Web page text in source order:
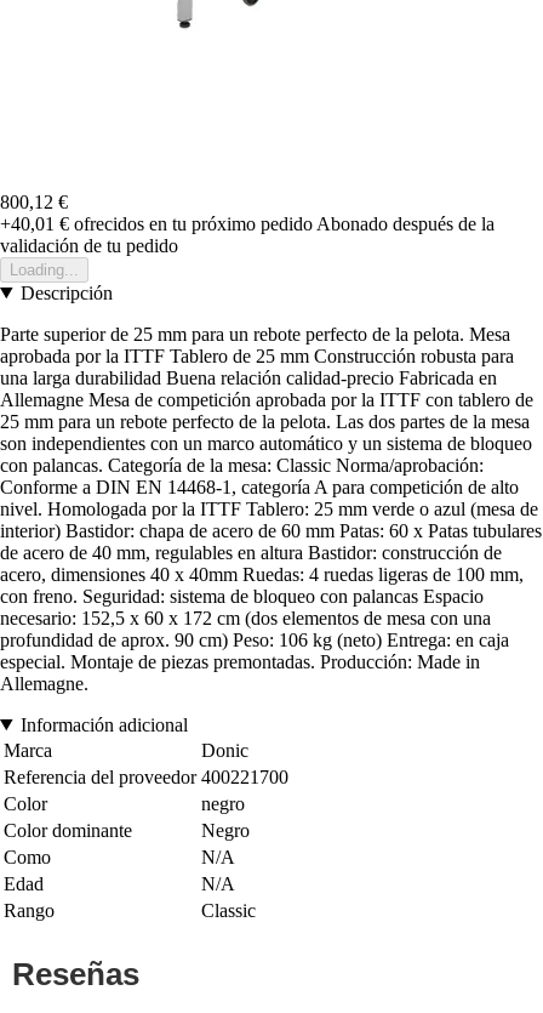
800,12 €
+40,01 € ofrecidos en tu próximo pedido Abonado después de la
validación de tu pedido
Loading...
Descripción
Parte superior de 25 mm para un rebote perfecto de la pelota. Mesa
aprobada por la ITTF Tablero de 25 mm Construcción robusta para
una larga durabilidad Buena relación calidad-precio Fabricada en
Allemagne Mesa de competición aprobada por la ITTF con tablero de
25 mm para un rebote perfecto de la pelota. Las dos partes de la mesa
son independientes con un marco automático y un sistema de bloqueo
con palancas. Categoría de la mesa: Classic Norma/aprobación:
Conforme a DIN EN 14468-1, categoría A para competición de alto
nivel. Homologada por la ITTF Tablero: 25 mm verde o azul (mesa de
interior) Bastidor: chapa de acero de 60 mm Patas: 60 x Patas tubulares
de acero de 40 mm, regulables en altura Bastidor: construcción de
acero, dimensiones 40 x 40mm Ruedas: 4 ruedas ligeras de 100 mm,
con freno. Seguridad: sistema de bloqueo con palancas Espacio
necesario: 152,5 x 60 x 172 cm (dos elementos de mesa con una
profundidad de aprox. 90 cm) Peso: 106 kg (neto) Entrega: en caja
especial. Montaje de piezas premontadas. Producción: Made in
Allemagne.
Información adicional
Marca
Donic
Referencia del proveedor 400221700
Color
negro
Color dominante
Negro
Como
N/A
Edad
N/A
Rango
Classic